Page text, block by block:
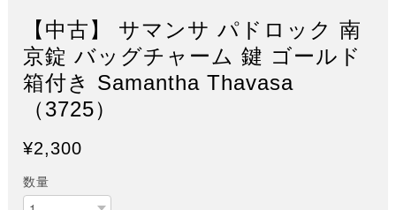
【中古】 サマンサ パドロック 南
京錠 バッグチャーム 鍵 ゴールド
箱付き Samantha Thavasa
（3725）
¥2,300
数量